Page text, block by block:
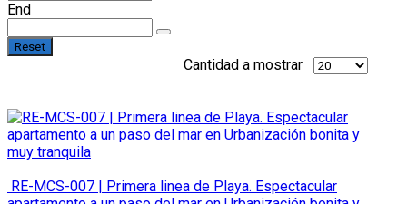
End
Reset
Cantidad a mostrar
RE-MCS-007 | Primera linea de Playa. Espectacular